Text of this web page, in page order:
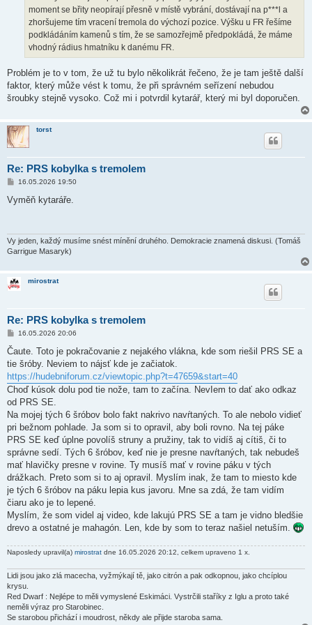
moment se břity neopírají přesně v místě vybrání, dostávají na p***l a
zhoršujeme tím vracení tremola do výchozí pozice. Výšku u FR řešíme
podkládáním kamenů s tím, že se samozřejmě předpokládá, že máme
vhodný rádius hmatníku k danému FR.
Problém je to v tom, že už tu bylo několikrát řečeno, že je tam ještě další
faktor, který může vést k tomu, že při správném seřízení nebudou
šroubky stejně vysoko. Což mi i potvrdil kytarář, který mi byl doporučen.
torst
Re: PRS kobylka s tremolem
P
í
s
e
k
16.05.2026 19:50
Vyměň kytaráře.
Vy jeden, každý musíme snést mínění druhého. Demokracie znamená diskusi. (Tomáš
Garrigue Masaryk)
mirostrat
Re: PRS kobylka s tremolem
P
í
p
ě
v
e
k
16.05.2026 20:06
Čaute. Toto je pokračovanie z nejakého vlákna, kde som riešil PRS SE a
tie šróby. Neviem to nájsť kde je začiatok.
https://hudebniforum.cz/viewtopic.php?t=47659&start=40
Choď kúsok dolu pod tie nože, tam to začína. NevIem to dať ako odkaz
od PRS SE.
Na mojej tých 6 šróbov bolo fakt nakrivo navŕtaných. To ale nebolo vidieť
pri bežnom pohlade. Ja som si to opravil, aby boli rovno. Na tej páke
PRS SE keď úplne povolíš struny a pružiny, tak to vidíš aj cítiš, či to
správne sedí. Tých 6 šróbov, keď nie je presne navŕtaných, tak nebudeš
mať hlavičky presne v rovine. Ty musíš mať v rovine páku v tých
drážkach. Preto som si to aj opravil. Myslím inak, že tam to miesto kde
je tých 6 šróbov na páku lepia kus javoru. Mne sa zdá, že tam vidím
čiaru ako je to lepené.
Myslím, že som videl aj video, kde lakujú PRS SE a tam je vidno bledšie
drevo a ostatné je mahagón. Len, kde by som to teraz našiel netuším.
Naposledy upravil(a) mirostrat dne 16.05.2026 20:12, celkem upraveno 1 x.
Lidi jsou jako zlá macecha, vyžmýkají tě, jako citrón a pak odkopnou, jako chcíplou
krysu.
Red Dwarf : Nejlépe to měli vymyslené Eskimáci. Vystrčili staříky z Iglu a proto také
neměli výraz pro Starobinec.
Se starobou přichází i moudrost, někdy ale přijde staroba sama.